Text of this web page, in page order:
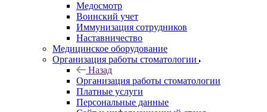
Медосмотр
Воинский учет
Иммунизация сотрудников
Наставничество
Медицинское оборудование
Организация работы стоматологии
Назад
Организация работы стоматологии
Платные услуги
Персональные данные